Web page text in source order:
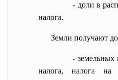
- доли в
налога.
Земли получают
- земельных
налога, налога на